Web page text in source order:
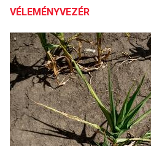
VÉLEMÉNYVEZÉR